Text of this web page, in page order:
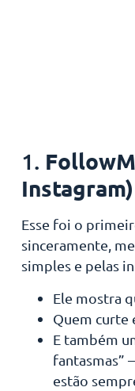
1.
Instagram)
Esse foi o
sinceramente,
simples e pelas
Ele mostra
Quem curte
E também
fantasmas”
estão